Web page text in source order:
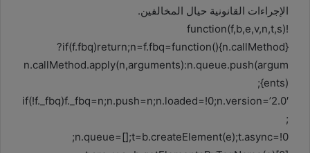
الإجراءات القانونية حيال المخالفين.
!function(f,b,e,v,n,t,s)
{if(f.fbq)return;n=f.fbq=function(){n.callMethod?
n.callMethod.apply(n,arguments):n.queue.push(argum
ents)};
if(!f._fbq)f._fbq=n;n.push=n;n.loaded=!0;n.version=’2.0′
;
n.queue=[];t=b.createElement(e);t.async=!0;